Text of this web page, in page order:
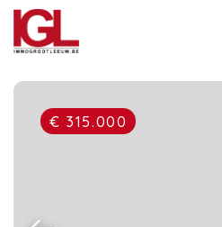
€ 315.000